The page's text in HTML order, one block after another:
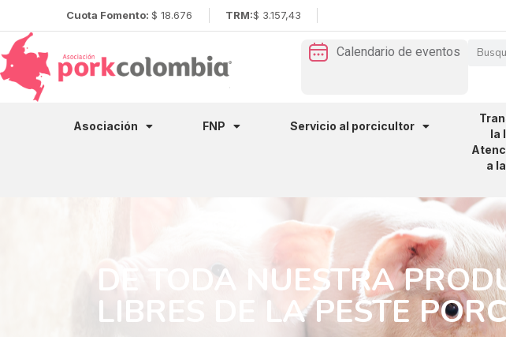
Cuota Fomento: $ 18.676 TRM:$ 3.157,43
Calendario de eventos
Asociación FNP Servicio al porcicultor
la
a
DE TODA NUESTRA
LIBRES DE LA PESTE